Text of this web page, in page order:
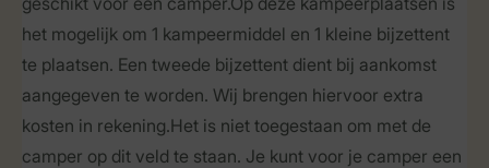
het mogelijk om 1 kampeermiddel en 1 kleine bijzettent
te plaatsen. Een tweede bijzettent dient bij aankomst
aangegeven te worden. Wij brengen hiervoor extra
kosten in rekening.Het is niet toegestaan om met de
camper op dit veld te staan. Je kunt voor je camper een